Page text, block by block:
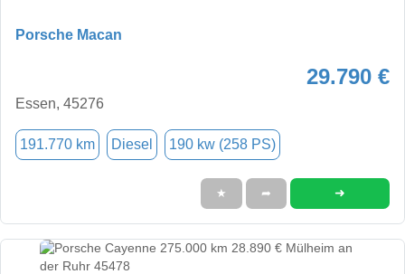
Porsche Macan
29.790 €
Essen, 45276
191.770 km Diesel 190 kw (258 PS)
★ ➦ ➜